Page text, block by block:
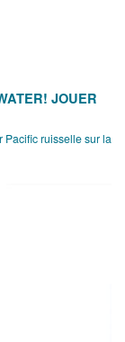
JOUER
Pacific ruisselle sur la